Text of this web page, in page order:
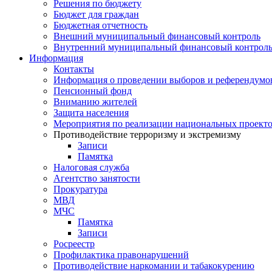
Решения по бюджету
Бюджет для граждан
Бюджетная отчетность
Внешний муниципальный финансовый контроль
Внутренний муниципальный финансовый контроль
Информация
Контакты
Информация о проведении выборов и
Пенсионный фонд
Вниманию жителей
Защита населения
Мероприятия по реализации национальных
Противодействие терроризму и экстремизму
Записи
Памятка
Налоговая служба
Агентство занятости
Прокуратура
МВД
МЧС
Памятка
Записи
Росреестр
Профилактика правонарушений
Противодействие наркомании и табакокурению